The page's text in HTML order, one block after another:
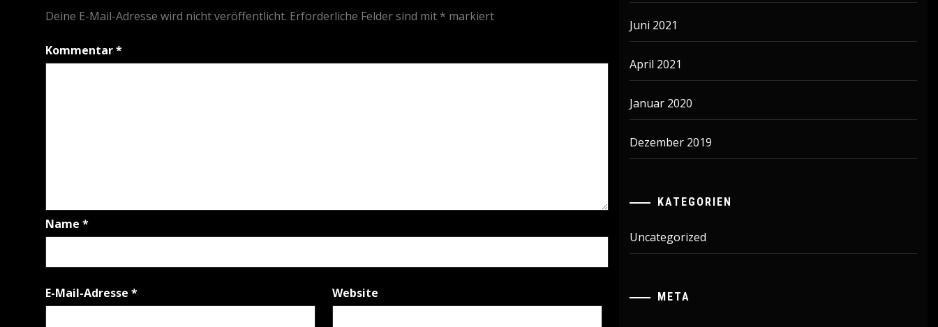
Deine E-Mail-Adresse wird nicht veröffentlicht. Erforderliche Felder sind mit * markiert
Kommentar*
Name *
E-Mail-Adresse * Website
Juni 2021
April 2021
Januar 2020
Dezember 2019
KATEGORIEN
Uncategorized
META